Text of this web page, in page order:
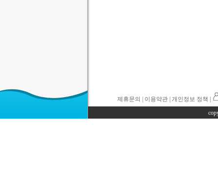
제휴문의 이용약관| 개인정보 정책 |